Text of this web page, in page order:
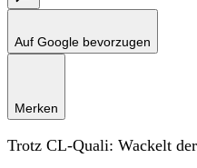
Auf Google bevorzugen
Merken
Trotz CL-Quali: Wackelt